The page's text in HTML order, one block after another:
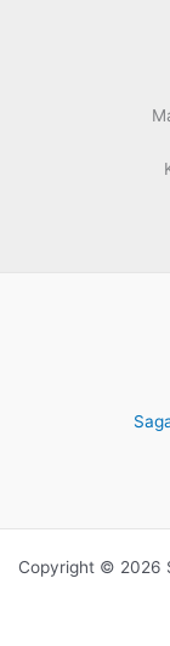
Copyright © 2026